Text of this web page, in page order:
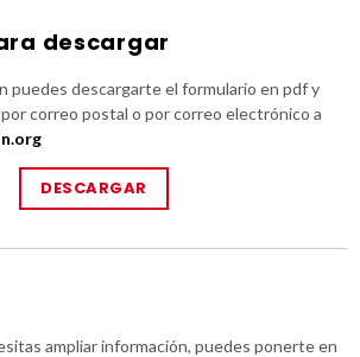
descargar
puedes descargarte el formulario en pdf y
correo postal o por correo electrónico a
DESCARGAR
ampliar información, puedes ponerte en